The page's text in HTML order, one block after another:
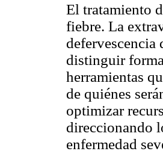
El tratamiento
fiebre. La
defervescencia
distinguir
herramientas
de quiénes
optimizar
direccionando
enfermedad